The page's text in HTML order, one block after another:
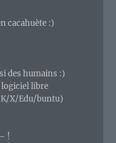
cacahuète :)
des humains :)
logiciel libre
X/Edu/buntu)
!